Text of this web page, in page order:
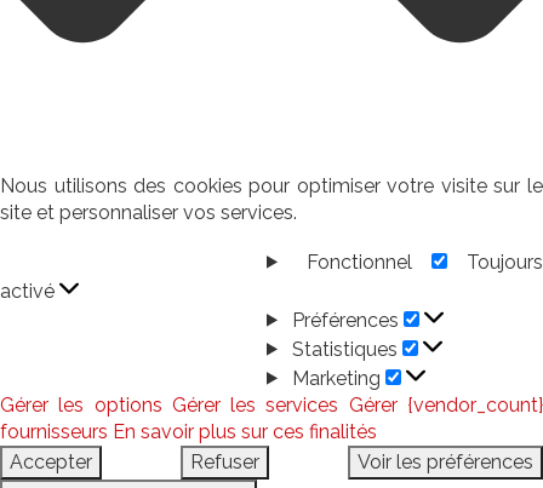
Nous utilisons des cookies pour optimiser votre visite sur le
site et personnaliser vos services.
Fonctionnel
Toujours
activé
Préférences
Statistiques
Marketing
Gérer les options Gérer les services Gérer {vendor_count}
fournisseurs En savoir plus sur ces finalités
Accepter
Refuser
Voir les préférences